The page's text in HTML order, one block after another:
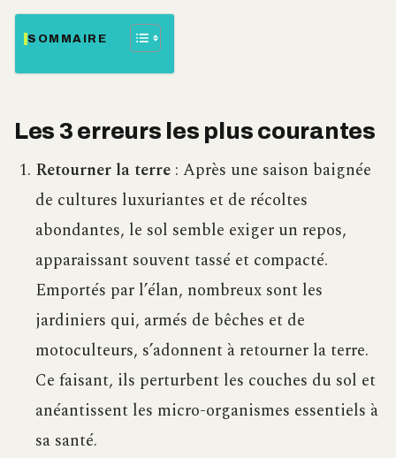
SOMMAIRE
Les 3 erreurs les plus courantes
Retourner la terre : Après une saison baignée
de cultures luxuriantes et de récoltes
abondantes, le sol semble exiger un repos,
apparaissant souvent tassé et compacté.
Emportés par l’élan, nombreux sont les
jardiniers qui, armés de bêches et de
motoculteurs, s’adonnent à retourner la terre.
Ce faisant, ils perturbent les couches du sol et
anéantissent les micro-organismes essentiels à
sa santé.